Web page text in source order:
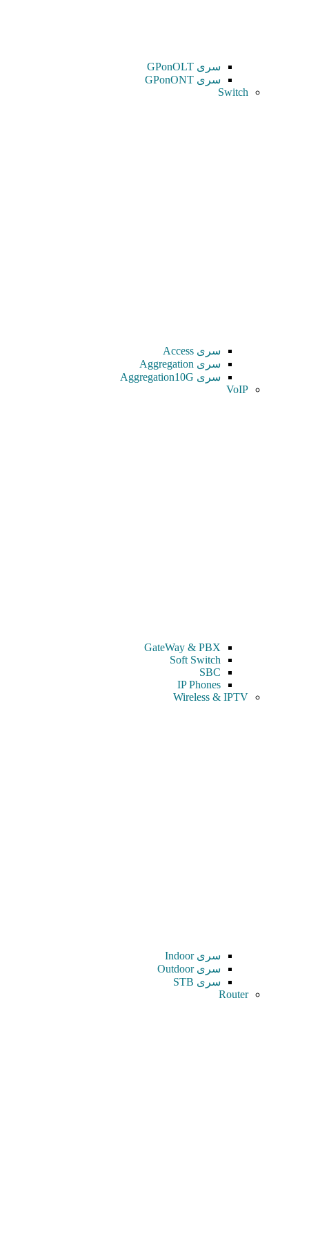
سری GPonOLT
سری GPonONT
Switch
سری Access
سری Aggregation
سری Aggregation10G
VoIP
GateWay & PBX
Soft Switch
SBC
IP Phones
Wireless & IPTV
سری Indoor
سری Outdoor
سری STB
Router